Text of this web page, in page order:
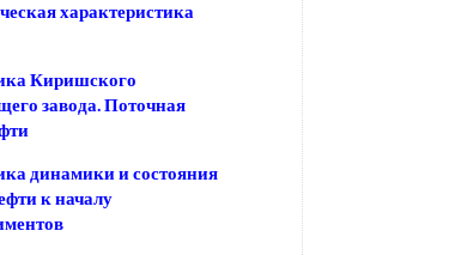
характеристика
Киришского
завода. Поточная
динамики и состояния
к началу